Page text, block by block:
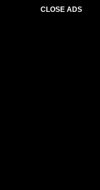
CLOSE ADS